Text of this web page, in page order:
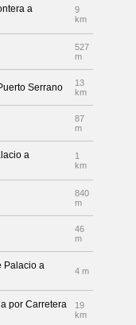
a
9
km
527
m
Serrano
13
km
87
m
a
1
km
840
m
46
m
Palacio a
4 m
por Carretera
19
km